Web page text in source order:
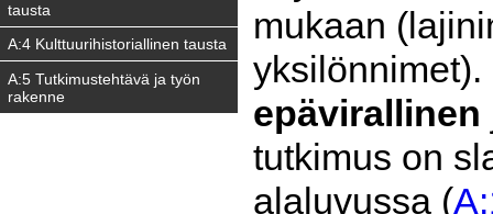
tausta
A:4 Kulttuurihistoriallinen tausta
A:5 Tutkimustehtävä ja työn
rakenne
mukaan
epävirallinen
tutkimus on
alaluvussa (